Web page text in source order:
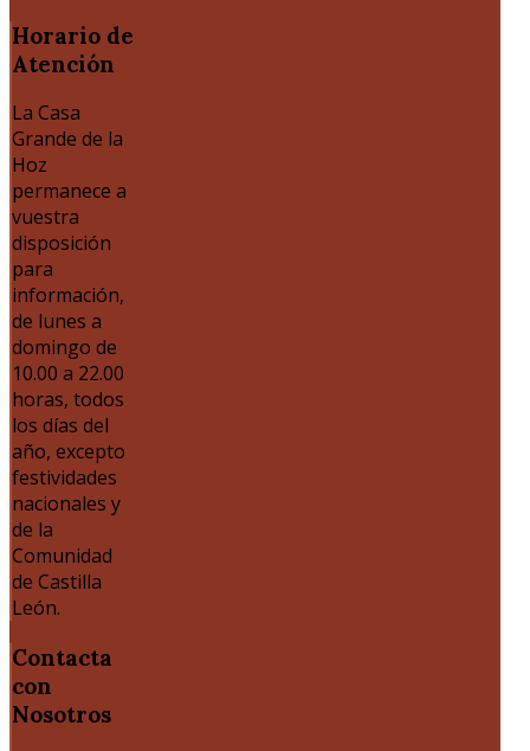
Horario de
Atención
La Casa
Grande de la
Hoz
permanece a
vuestra
disposición
para
información,
de lunes a
domingo de
10.00 a 22.00
horas, todos
los días del
año, excepto
festividades
nacionales y
de la
Comunidad
de Castilla
León.
Contacta
con
Nosotros